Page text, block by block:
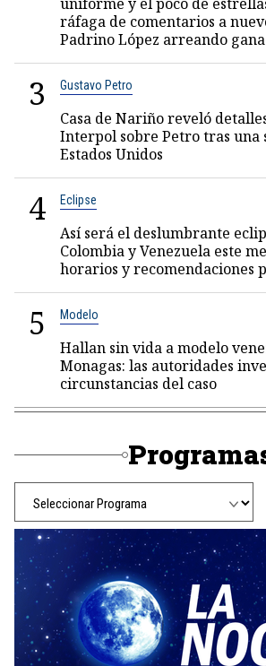
ráfaga de comentarios a
Padrino López arreando
3 Gustavo Petro
Casa de Nariño reveló
Interpol sobre Petro tras una
Estados Unidos
4 Eclipse
Así será el deslumbrante
Colombia y Venezuela este
horarios y recomendaciones
5 Modelo
Hallan sin vida a modelo
Monagas: las autoridades
circunstancias del caso